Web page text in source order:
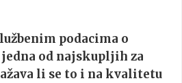
podacima o
od najskupljih za
li se to i na kvalitetu